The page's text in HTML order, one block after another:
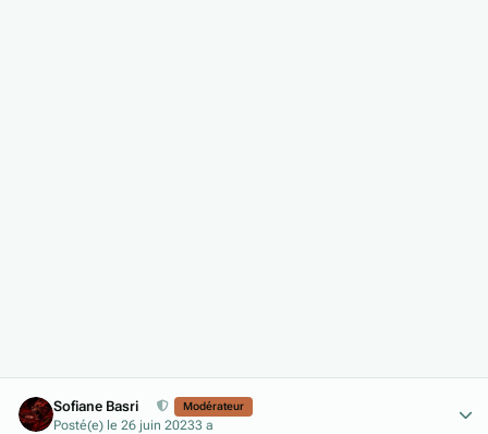
Sofiane Basri Modérateur
Posté(e) le 26 juin 20233 a